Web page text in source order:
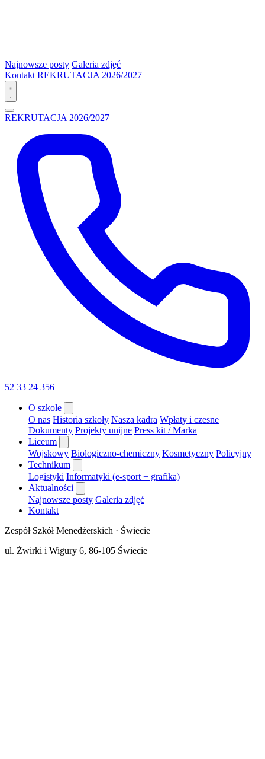
Najnowsze posty Galeria zdjęć
Kontakt REKRUTACJA 2026/2027
REKRUTACJA 2026/2027
52 33 24 356
O szkole
O nas Historia szkoły Nasza kadra Wpłaty i czesne
Dokumenty Projekty unijne Press kit / Marka
Liceum
Wojskowy Biologiczno-chemiczny Kosmetyczny Policyjny
Technikum
Logistyki Informatyki (e-sport + grafika)
Aktualności
Najnowsze posty Galeria zdjęć
Kontakt
Zespół Szkół Menedżerskich · Świecie
ul. Żwirki i Wigury 6, 86-105 Świecie